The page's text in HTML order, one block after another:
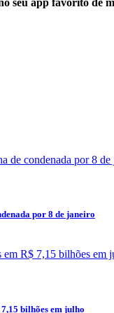
seu app favorito de
por 8 de janeiro
bilhões em julho